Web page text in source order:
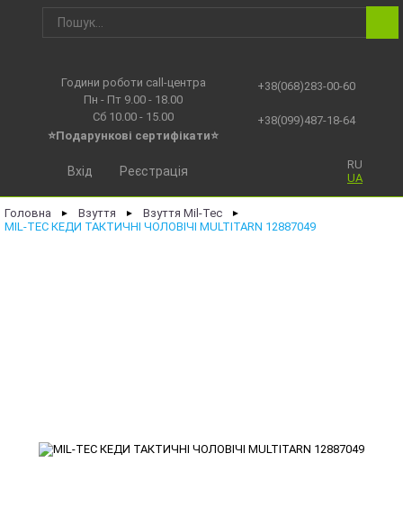
Години роботи call-центра
Пн - Пт 9.00 - 18.00
Сб 10.00 - 15.00
⭐Подарункові сертифікати⭐
+38(068)283-00-60
+38(099)487-18-64
RU
UA
Вхід Реєстрація
Головна ► Взуття ► Взуття Mil-Tec ►
MIL-TEC КЕДИ ТАКТИЧНІ ЧОЛОВІЧІ MULTITARN 12887049